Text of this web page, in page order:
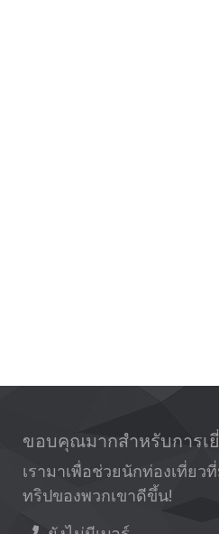
ขอบคุณมากสำหรับการเ
เรามาเพื่อช่วยนักท่องเที่ย
ทริปของพวกเขาดีขึ้น!